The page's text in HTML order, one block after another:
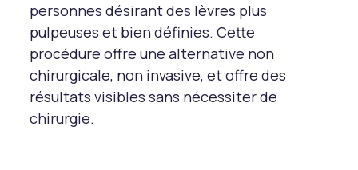
personnes désirant des lèvres plus
pulpeuses et bien définies. Cette
procédure offre une alternative non
chirurgicale, non invasive, et offre des
résultats visibles sans nécessiter de
chirurgie.